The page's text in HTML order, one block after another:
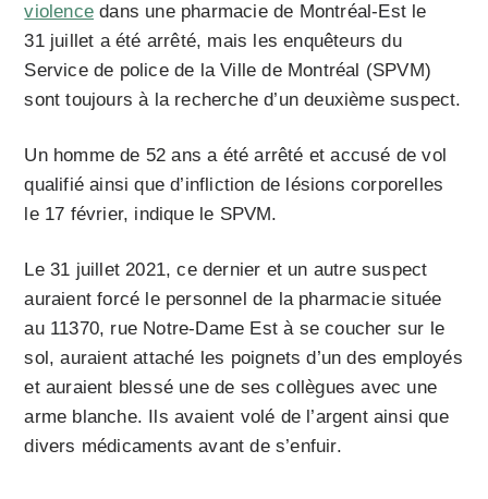
violence dans une pharmacie de Montréal-Est le
31 juillet a été arrêté, mais les enquêteurs du
Service de police de la Ville de Montréal (SPVM)
sont toujours à la recherche d’un deuxième suspect.
Un homme de 52 ans a été arrêté et accusé de vol
qualifié ainsi que d’infliction de lésions corporelles
le 17 février, indique le SPVM.
Le 31 juillet 2021, ce dernier et un autre suspect
auraient forcé le personnel de la pharmacie située
au 11370, rue Notre-Dame Est à se coucher sur le
sol, auraient attaché les poignets d’un des employés
et auraient blessé une de ses collègues avec une
arme blanche. Ils avaient volé de l’argent ainsi que
divers médicaments avant de s’enfuir.